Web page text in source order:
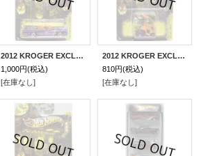
2012 KROGER EXCLUSIVE HALLOWEEN 【1966 TV SERIES BATMOBILE】 PURPLE/5SP
1,000円(税込)
[在庫なし]
2012 KROGER EXCLUSIVE HALLOWEEN 【HYPER MITE】 ORANGE/5SP
810円(税込)
[在庫なし]